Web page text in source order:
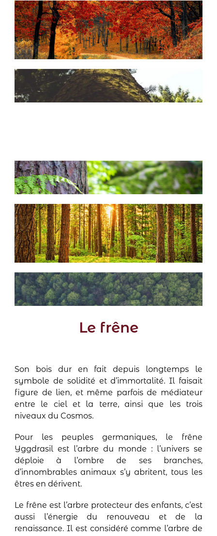
Le frêne
Son bois dur en fait depuis longtemps le
symbole de solidité et d’immortalité. Il faisait
figure de lien, et même parfois de médiateur
entre le ciel et la terre, ainsi que les trois
niveaux du Cosmos.
Pour les peuples germaniques, le frêne
Yggdrasil est l’arbre du monde : l’univers se
déploie à l’ombre de ses branches,
d’innombrables animaux s’y abritent, tous les
êtres en dérivent.
Le frêne est l’arbre protecteur des enfants, c’est
aussi l’énergie du renouveau et de la
renaissance. Il est considéré comme l’arbre de